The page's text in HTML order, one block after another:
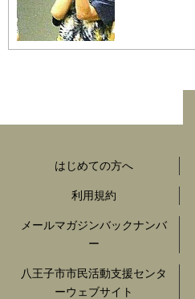
はじめての方へ
利用規約
メールマガジンバックナンバ
ー
八王子市市民活動支援センタ
ーウェブサイト